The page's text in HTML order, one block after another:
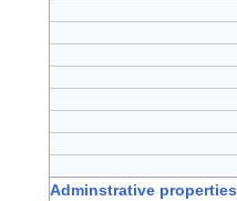
Adminstrative properties